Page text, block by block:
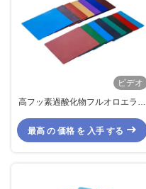
ビデオ
高フッ素過酸化物フルオロエラス
最高 の 価格 を 入手 する